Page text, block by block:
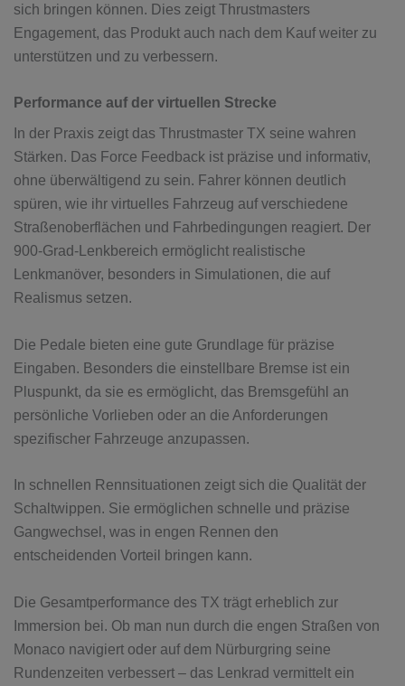
sich bringen können. Dies zeigt Thrustmasters
Engagement, das Produkt auch nach dem Kauf weiter zu
unterstützen und zu verbessern.
Performance auf der virtuellen Strecke
In der Praxis zeigt das Thrustmaster TX seine wahren
Stärken. Das Force Feedback ist präzise und informativ,
ohne überwältigend zu sein. Fahrer können deutlich
spüren, wie ihr virtuelles Fahrzeug auf verschiedene
Straßenoberflächen und Fahrbedingungen reagiert. Der
900-Grad-Lenkbereich ermöglicht realistische
Lenkmanöver, besonders in Simulationen, die auf
Realismus setzen.
Die Pedale bieten eine gute Grundlage für präzise
Eingaben. Besonders die einstellbare Bremse ist ein
Pluspunkt, da sie es ermöglicht, das Bremsgefühl an
persönliche Vorlieben oder an die Anforderungen
spezifischer Fahrzeuge anzupassen.
In schnellen Rennsituationen zeigt sich die Qualität der
Schaltwippen. Sie ermöglichen schnelle und präzise
Gangwechsel, was in engen Rennen den
entscheidenden Vorteil bringen kann.
Die Gesamtperformance des TX trägt erheblich zur
Immersion bei. Ob man nun durch die engen Straßen von
Monaco navigiert oder auf dem Nürburgring seine
Rundenzeiten verbessert – das Lenkrad vermittelt ein